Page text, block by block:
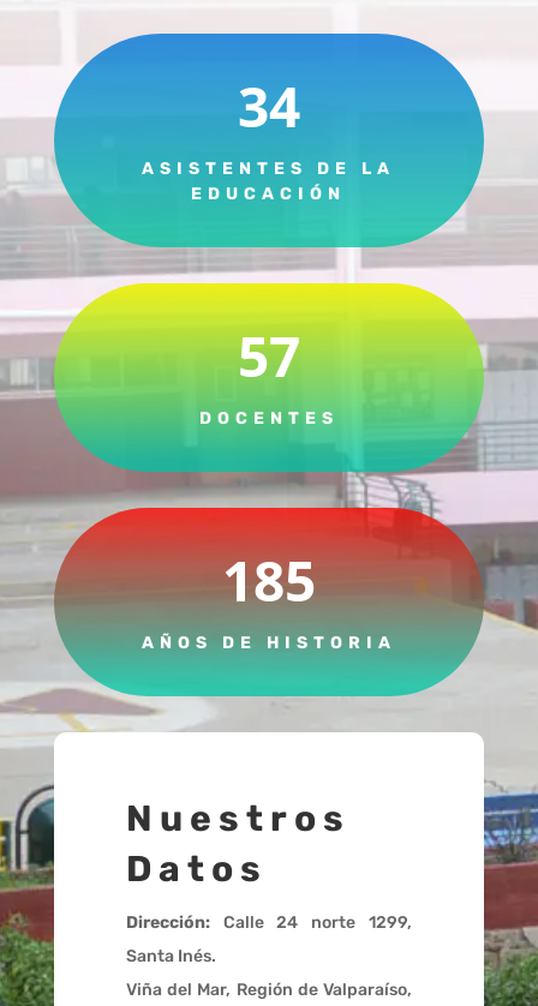
34
ASISTENTES DE LA
EDUCACIÓN
57
DOCENTES
185
AÑOS DE HISTORIA
Nuestros
Datos
Dirección:Calle 24 norte 1299,
Santa Inés.
Viña del Mar, Región de Valparaíso,